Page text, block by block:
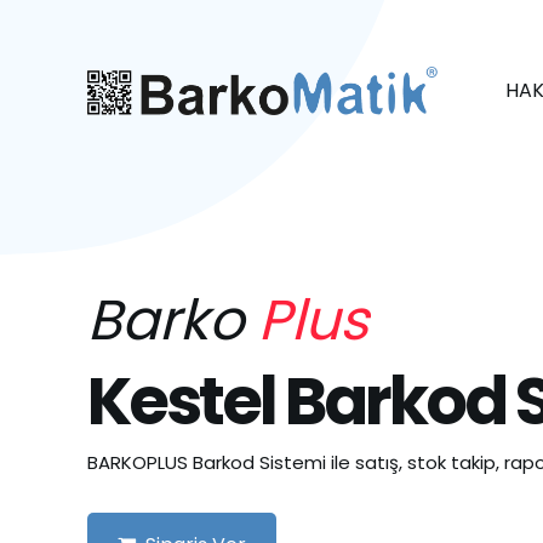
BarkoPlus
Kestel Barkod
BARKOPLUS Barkod Sistemi ile satış, stok takip,